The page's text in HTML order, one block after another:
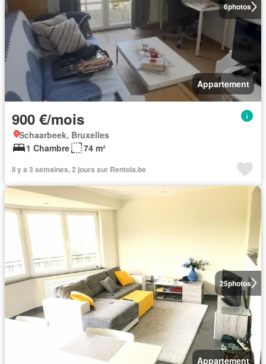
6photos
Appartement
900 €/mois
Schaarbeek, Bruxelles
1 Chambre
74 m²
Il y a 3 semaines, 2 jours sur Rentola.be
25photos
Appartement